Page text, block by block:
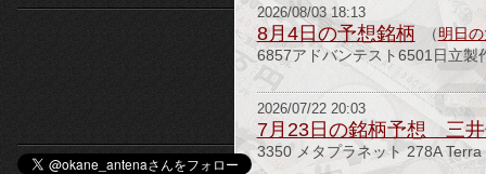
ラ
イ
ン
カ
2026/08/03 18:13
8月4日の予想銘柄 （明日
6857アドバンテスト6501日立
2026/07/22 20:03
7月23日の銘柄予想 三
3350 メタプラネット 278A